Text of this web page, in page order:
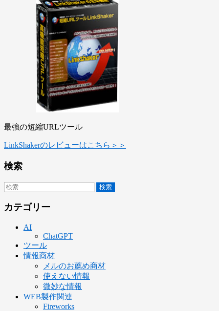
最強の短縮URLツール
LinkShakerのレビューはこちら＞＞
検索
検
カテゴリー
AI
ChatGPT
ツール
情報商材
メルのお薦め商材
使えない情報
微妙な情報
WEB製作関連
Fireworks